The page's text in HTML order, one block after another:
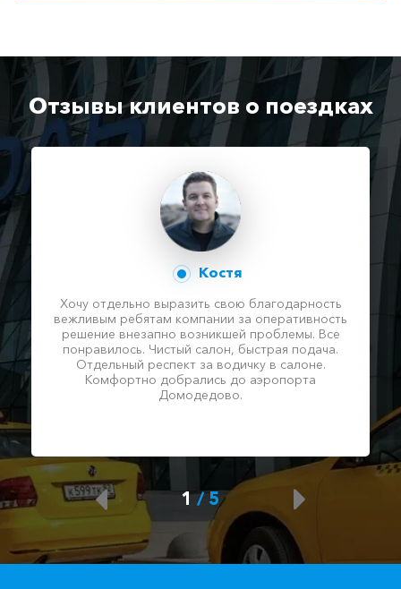
Отзывы клиентов о поездках
Костя
Хочу отдельно выразить свою благодарность
вежливым ребятам компании за оперативность
решение внезапно возникшей проблемы. Все
понравилось. Чистый салон, быстрая подача.
Отдельный респект за водичку в салоне.
Комфортно добрались до аэропорта
Домодедово.
1/ 5